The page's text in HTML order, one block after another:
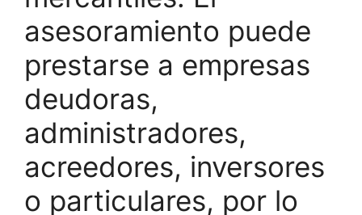
asesoramiento puede
prestarse a empresas
deudoras,
administradores,
acreedores, inversores
o particulares, por lo